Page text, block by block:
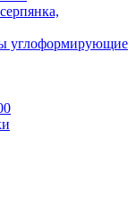
углоформирующие